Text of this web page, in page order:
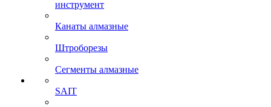
инструмент
Канаты алмазные
Штроборезы
Сегменты алмазные
SAIT